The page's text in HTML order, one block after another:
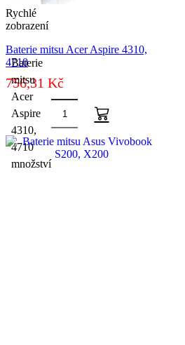
Rychlé
zobrazení
Baterie mitsu Acer Aspire 4310,
4710
756,31 Kč
Baterie
mitsu
Acer
Aspire
4310,
4710
množství